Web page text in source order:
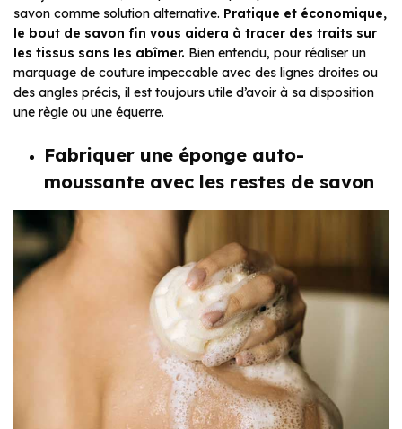
savon comme solution alternative. Pratique et économique,
le bout de savon fin vous aidera à tracer des traits sur
les tissus sans les abîmer. Bien entendu, pour réaliser un
marquage de couture impeccable avec des lignes droites ou
des angles précis, il est toujours utile d’avoir à sa disposition
une règle ou une équerre.
Fabriquer une éponge auto-
moussante avec les restes de savon